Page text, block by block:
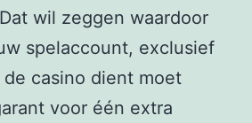
wil zeggen waardoor
spelaccount, exclusief
casino dient moet
voor één extra